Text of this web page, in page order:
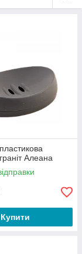
Алеана
Купити